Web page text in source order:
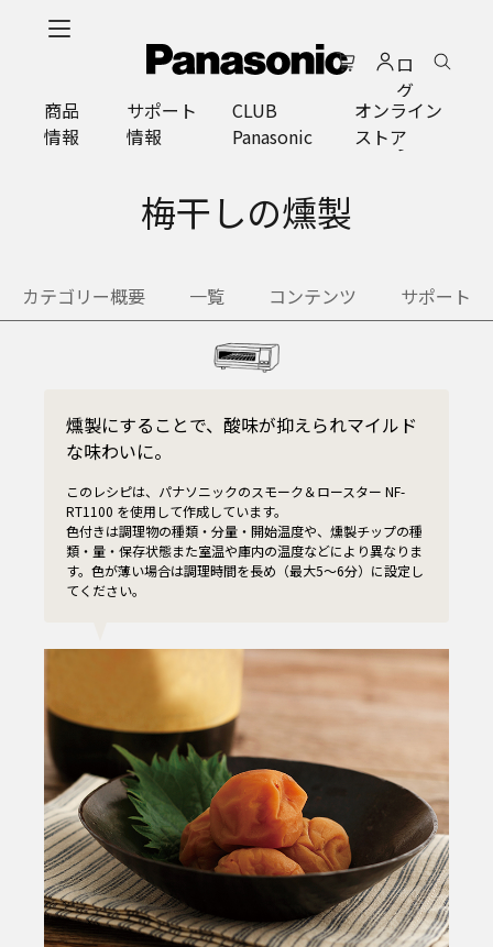
プ
ロ
グ
イ
ン
商品
情報
サポート
情報
CLUB
Panasonic
オンライン
ストア
梅干しの燻製
カテゴリー概要 一覧 コンテンツ サポート
燻製にすることで、酸味が抑えられマイルド
な味わいに。
このレシピは、パナソニックのスモーク＆ロースター NF-
RT1100 を使用して作成しています。
色付きは調理物の種類・分量・開始温度や、燻製チップの種
類・量・保存状態また室温や庫内の温度などにより異なりま
す。色が薄い場合は調理時間を長め（最大5〜6分）に設定し
てください。